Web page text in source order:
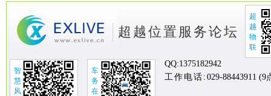
超越位置服务论坛
超
越
物
联
智
慧
风
车
务
在
QQ:1375182942
工作电话: 029-88443911 (9